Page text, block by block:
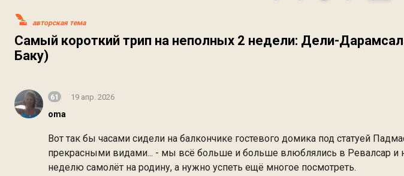
авторская тема
Самый короткий трип на неполных 2 недели: Дели-
Баку)
61 19 апр. 2026
oma
Вот так бы часами сидели на балкончике гостевого домика под статуей
прекрасными видами... - мы всё больше и больше влюблялись в Ревалсар и
неделю самолёт на родину, а нужно успеть ещё многое посмотреть.